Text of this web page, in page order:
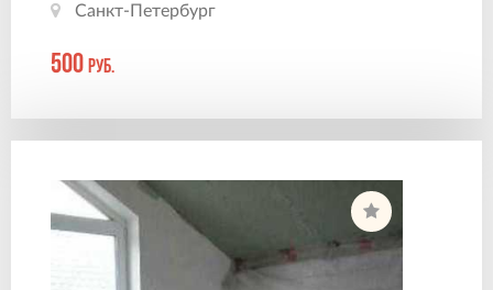
Санкт-Петербург
500 руб.